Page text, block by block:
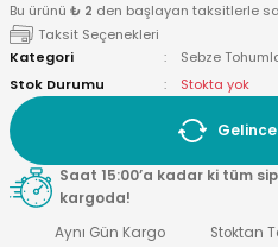
Bu ürünü ₺ 2 den başlayan taksitlerle
Taksit Seçenekleri
Kategori
Sebze
Stok Durumu
Stokta yok
Saat 15:00’a kadar ki tüm
kargoda!
Aynı Gün Kargo
Stoktan